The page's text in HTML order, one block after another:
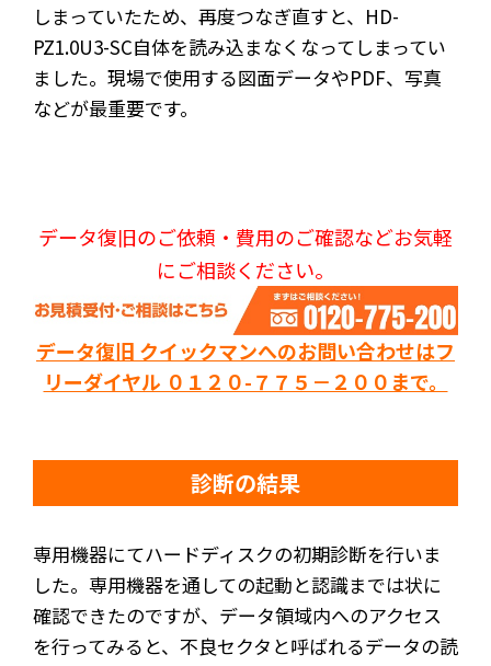
しまっていたため、再度つなぎ直すと、HD-
PZ1.0U3-SC自体を読み込まなくなってしまってい
ました。現場で使用する図面データやPDF、写真
などが最重要です。
データ復旧のご依頼・費用のご確認などお気軽
にご相談ください。
データ復旧 クイックマンへのお問い合わせはフ
リーダイヤル ０１２０-７７５－２００まで。
診断の結果
専用機器にてハードディスクの初期診断を行いま
した。専用機器を通しての起動と認識までは状に
確認できたのですが、データ領域内へのアクセス
を行ってみると、不良セクタと呼ばれるデータの読